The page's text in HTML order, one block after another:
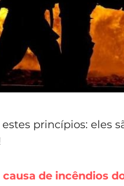
princípios: eles
causa de incêndios